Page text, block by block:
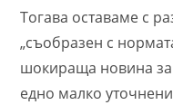
Тогава оставаме с
„съобразен с
шокираща новина за
едно малко